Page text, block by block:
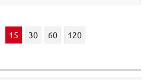
15 30 60
120